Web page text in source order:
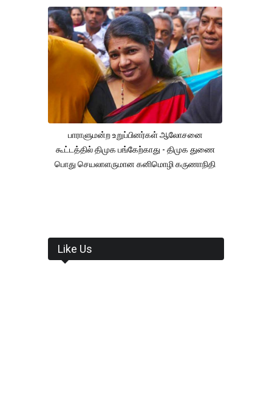
பாராளுமன்ற உறுப்பினர்கள் ஆலோசனை
கூட்டத்தில் திமுக பங்கேற்காது - திமுக துணை
பொது செயலாளருமான கனிமொழி கருணாநிதி
Like Us